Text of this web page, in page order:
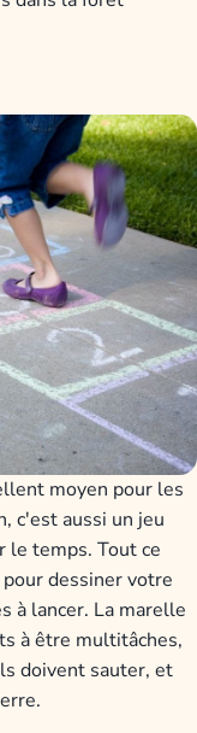
moyen pour les
c'est aussi un jeu
le temps. Tout ce
dessiner votre
à lancer. La marelle
à être multitâches,
doivent sauter, et